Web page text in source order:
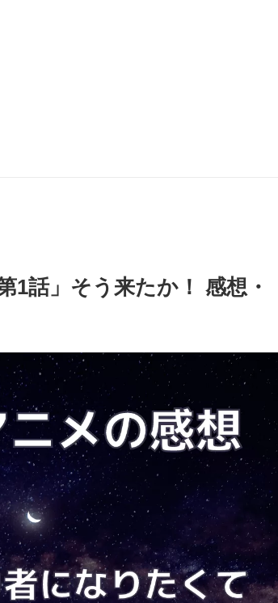
1話」そう来たか！ 感想・